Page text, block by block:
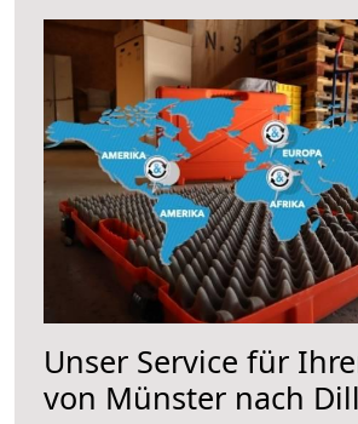
Unser Service für
von Münster nach